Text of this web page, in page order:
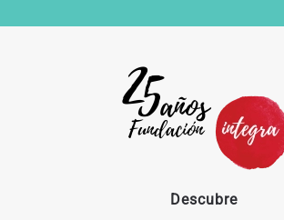
Descubre